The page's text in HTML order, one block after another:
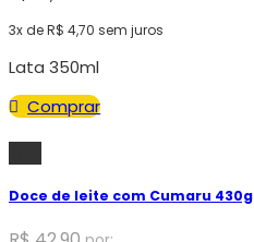
3x deR$ 4,70 sem juros
Lata 350ml
Comprar
Doce de leite com Cumaru 430g